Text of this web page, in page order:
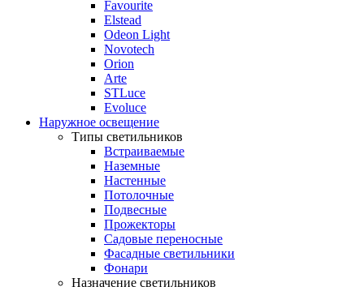
Favourite
Elstead
Odeon Light
Novotech
Orion
Arte
STLuce
Evoluce
Наружное освещение
Типы светильников
Встраиваемые
Наземные
Настенные
Потолочные
Подвесные
Прожекторы
Садовые переносные
Фасадные светильники
Фонари
Назначение светильников